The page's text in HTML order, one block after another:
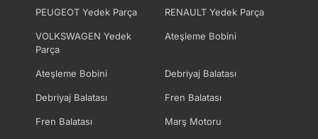
PEUGEOT Yedek Parça RENAULT Yedek Parça
VOLKSWAGEN Yedek
Parça
Ateşleme Bobini
Ateşleme Bobini Debriyaj Balatası
Debriyaj Balatası Fren Balatası
Fren Balatası Marş Motoru